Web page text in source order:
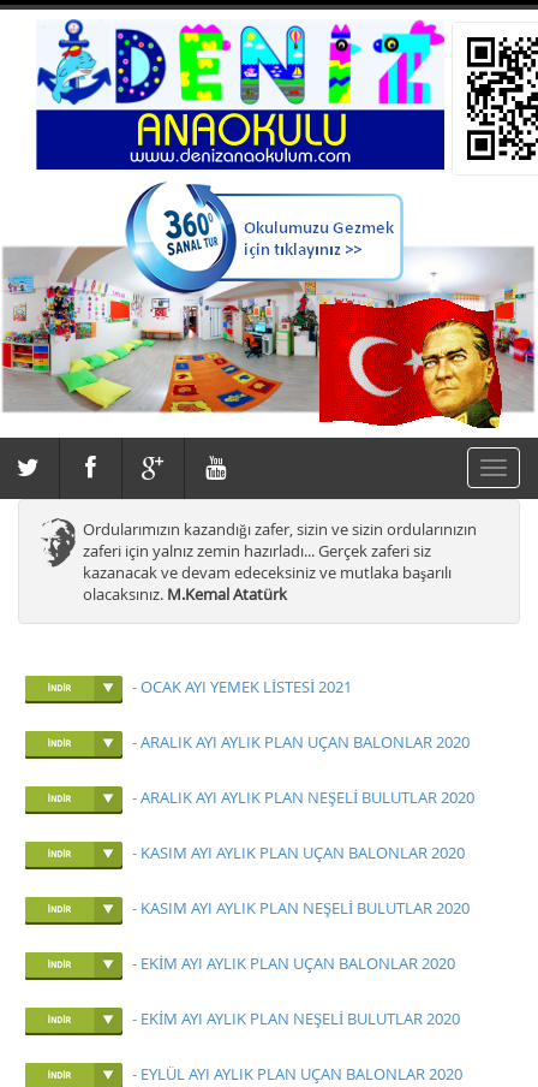
Toggle
Ordularımızın kazandığı zafer, sizin ve sizin ordularınızın
zaferi için yalnız zemin hazırladı... Gerçek zaferi siz
kazanacak ve devam edeceksiniz ve mutlaka başarılı
olacaksınız. M.Kemal Atatürk
-OCAK AYI YEMEK LİSTESİ 2021
-ARALIK AYI AYLIK PLAN UÇAN BALONLAR 2020
-ARALIK AYI AYLIK PLAN NEŞELİ BULUTLAR 2020
- KASIM AYI AYLIK PLAN UÇAN BALONLAR 2020
- KASIM AYI AYLIK PLAN NEŞELİ BULUTLAR 2020
- EKİM AYI AYLIK PLAN UÇAN BALONLAR 2020
- EKİM AYI AYLIK PLAN NEŞELİ BULUTLAR 2020
- EYLÜL AYI AYLIK PLAN UÇAN BALONLAR 2020